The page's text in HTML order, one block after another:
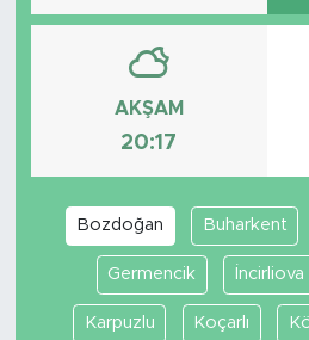
AKŞAM
20:17
Bozdoğan Buharkent
Germencik İncirliova
Karpuzlu Koçarlı